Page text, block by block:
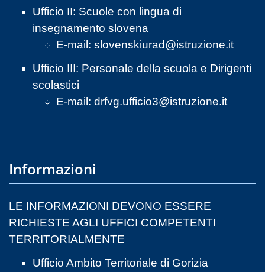
Ufficio II: Scuole con lingua di
insegnamento slovena
E-mail: slovenskiurad@istruzione.it
Ufficio III: Personale della scuola e Dirigenti
scolastici
E-mail: drfvg.ufficio3@istruzione.it
Informazioni
LE INFORMAZIONI DEVONO ESSERE
RICHIESTE AGLI UFFICI COMPETENTI
TERRITORIALMENTE
Ufficio Ambito Territoriale di Gorizia